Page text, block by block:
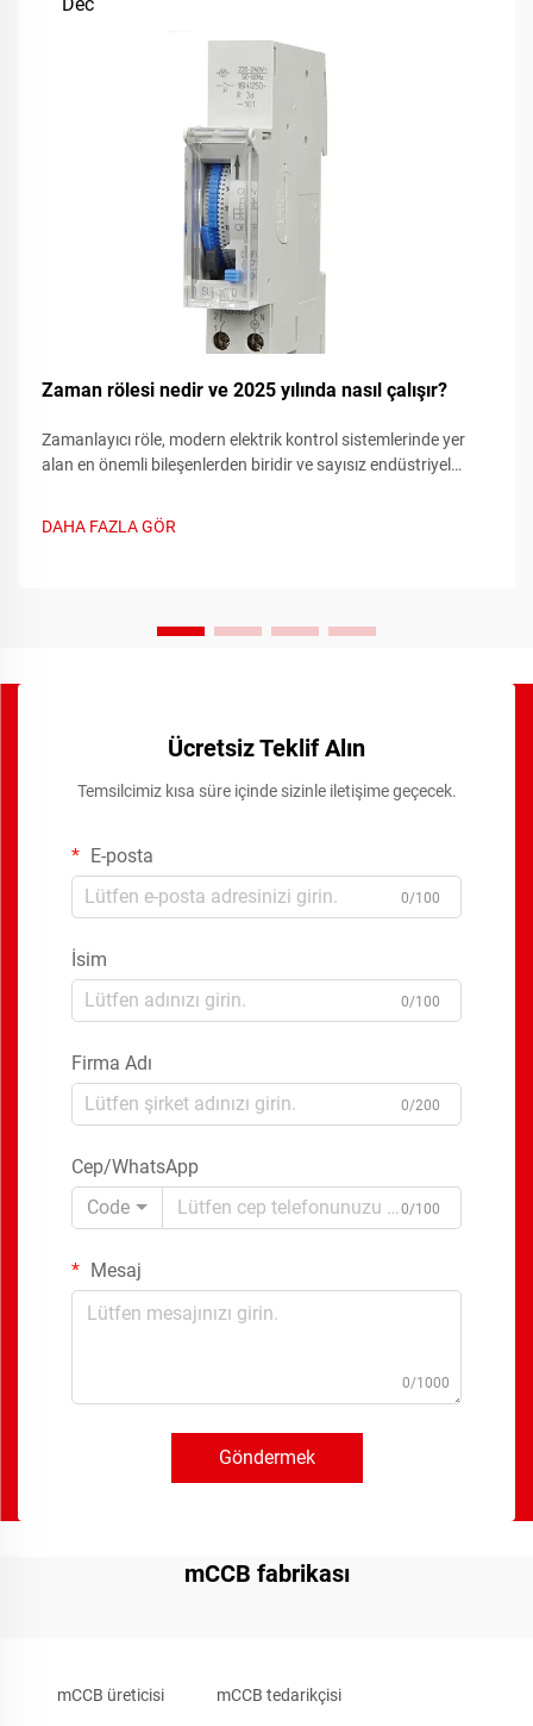
Dec
Zaman rölesi nedir ve 2025 yılında nasıl çalışır?
Zamanlayıcı röle, modern elektrik kontrol sistemlerinde yer
alan en önemli bileşenlerden biridir ve sayısız endüstriyel
gelişmiş cihazlar geleneksel röle anahtarlama yeteneklerini...
DAHA FAZLA GÖR
Ücretsiz Teklif Alın
Temsilcimiz kısa süre içinde sizinle iletişime geçecek.
E-posta
0/100
İsim
0/100
Firma Adı
0/200
Cep/WhatsApp
Code
0/100
Mesaj
0/1000
Göndermek
mCCB fabrikası
mCCB üreticisi mCCB tedarikçisi